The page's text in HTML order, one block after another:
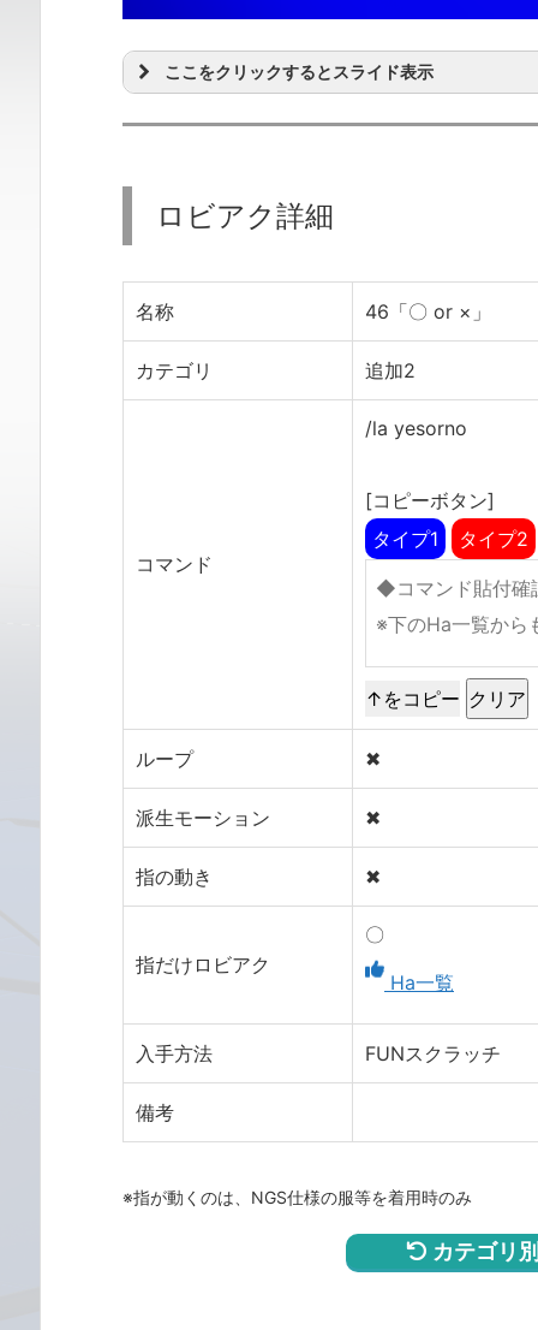
ここをクリックするとスライド表示
ロビアク詳細
名称 46「〇 or ×」
カテゴリ 追加2
コマンド
/la yesorno
[コピーボタン]
タイプ1
タイプ2
↑をコピー
ループ ✖
派生モーション ✖
指の動き ✖
指だけロビアク
〇
Ha一覧
入手方法 FUNスクラッチ
備考
※指が動くのは、NGS仕様の服等を着用時のみ
カテゴリ